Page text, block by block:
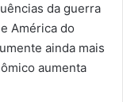
da guerra
América do
ainda mais
aumenta